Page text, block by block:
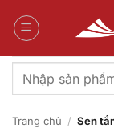
qua
Tìm
kiếm:
Trang chủ / Sen